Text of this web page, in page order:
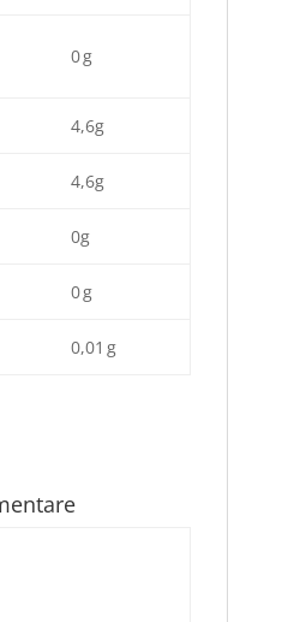
0 g
4,6g
4,6g
0g
0 g
0,01 g